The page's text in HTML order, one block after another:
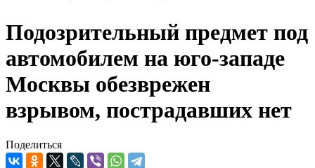
Подозрительный предмет под
автомобилем на юго-западе
Москвы обезврежен
взрывом, пострадавших нет
Поделиться